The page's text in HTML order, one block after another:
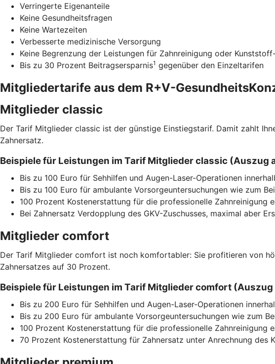
Verringerte Eigenanteile
Keine Gesundheitsfragen
Keine Wartezeiten
Verbesserte medizinische Versorgung
Keine Begrenzung der Leistungen für Zahnreinigung oder
Bis zu 30 Prozent Beitragsersparnis1 gegenüber den Einzeltarifen
Mitgliedertarife aus dem R+V-
Mitglieder classic
Der Tarif Mitglieder classic ist der günstige Einstiegstarif. Damit zahlt
Zahnersatz.
Beispiele für Leistungen im Tarif Mitglieder classic (Auszug
Bis zu 100 Euro für Sehhilfen und Augen-Laser-Operationen
Bis zu 100 Euro für ambulante Vorsorgeuntersuchungen wie zum
100 Prozent Kostenerstattung für die professionelle Zahnreinigung
Bei Zahnersatz Verdopplung des GKV-Zuschusses, maximal aber
Mitglieder comfort
Der Tarif Mitglieder comfort ist noch komfortabler: Sie profitieren von
Zahnersatzes auf 30 Prozent.
Beispiele für Leistungen im Tarif Mitglieder comfort
Bis zu 200 Euro für Sehhilfen und Augen-Laser-Operationen
Bis zu 200 Euro für ambulante Vorsorgeuntersuchungen wie zum
100 Prozent Kostenerstattung für die professionelle Zahnreinigung
70 Prozent Kostenerstattung für Zahnersatz unter Anrechnung des